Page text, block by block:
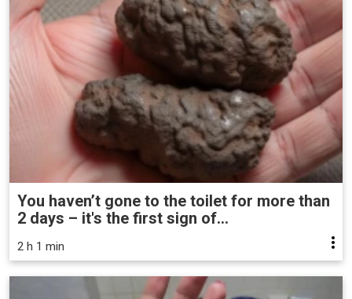
You haven’t gone to the toilet for more than
2 days – it's the first sign of...
2 h 1 min